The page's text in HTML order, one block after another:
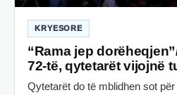
KRYESORE
“Rama jep
72-të, qytetarët vijojnë
Qytetarët do të mblidhen sot